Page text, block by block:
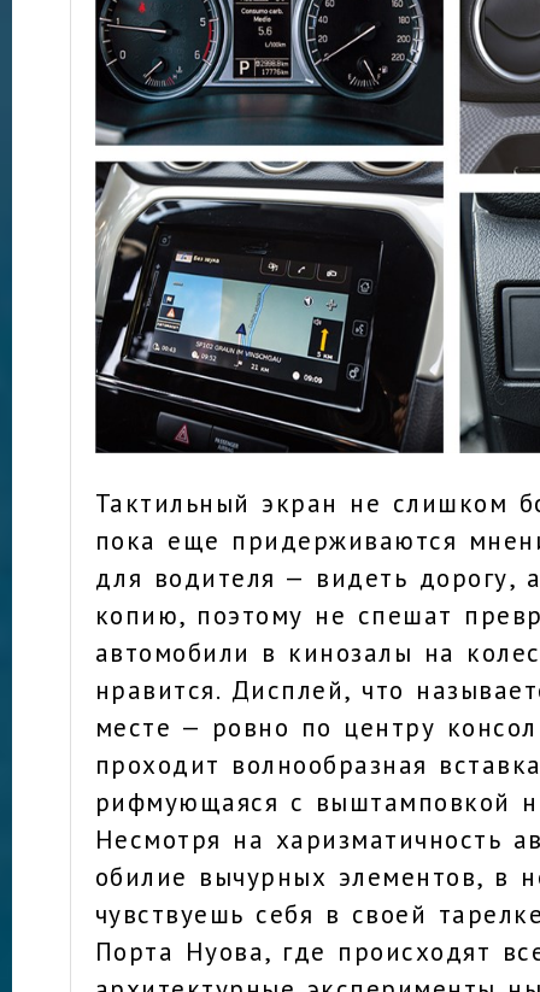
Тактильный экран не слишком
пока еще придерживаются
для водителя — видеть дорогу,
копию, поэтому не спешат
автомобили в кинозалы на
нравится. Дисплей, что
месте — ровно по центру
проходит волнообразная
рифмующаяся с выштамповкой
Несмотря на харизматичность
обилие вычурных элементов, в
чувствуешь себя в своей
Порта Нуова, где происходят